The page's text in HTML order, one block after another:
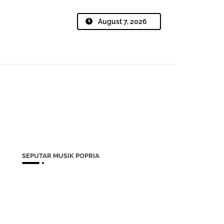
August 7, 2026
SEPUTAR MUSIK POPRIA